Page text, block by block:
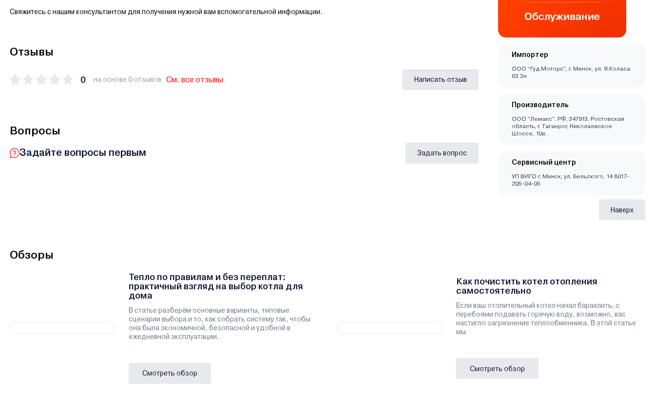
Свяжитесь с нашим консультантом для получения нужной вам вспомогательной информации.
Отзывы
0 на основе 0 отзывов См. все отзывы Написать отзыв
Вопросы
Задайте вопросы первым Задать вопрос
Импортер
ООО “Гуд Моторс”, г. Минск, ул. Я.Коласа
63 3н
Производитель
ООО "Лемакс". РФ, 347913, Ростовская
область, г. Таганрог, Николаевское
Шоссе, 10в.
Сервисный центр
УП ВИГО г. Минск, ул. Бельского, 14 8017-
205-04-05
Наверх
Обзоры
Тепло по правилам и без переплат:
практичный взгляд на выбор котла для
дома
В статье разберём основные варианты, типовые
сценарии выбора и то, как собрать систему так, чтобы
она была экономичной, безопасной и удобной в
ежедневной эксплуатации.
Смотреть обзор
Как почистить котел отопления
самостоятельно
Если ваш отопительный котел начал барахлить, с
перебоями подавать горячую воду, возможно, вас
настигло загрязнение теплообменника. В этой статье
мы
Смотреть обзор